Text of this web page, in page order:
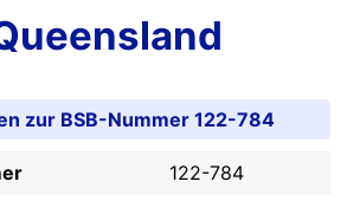
zur BSB-Nummer 122-784
122-784